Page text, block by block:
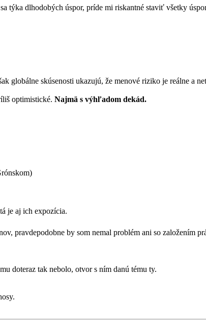
týka dlhodobých úspor, príde mi riskantné staviť všetky
globálne skúsenosti ukazujú, že menové riziko je reálne a
optimistické. Najmä s výhľadom dekád.
je aj ich expozícia.
pravdepodobne by som nemal problém ani so založením
doteraz tak nebolo, otvor s ním danú tému ty.